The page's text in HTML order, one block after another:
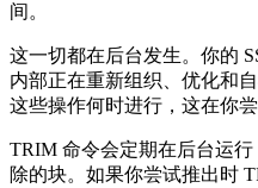
间。
这一切都在后台发生。你的
内部正在重新组织、优化和
这些操作何时进行，这在你
TRIM 命令会定期在后台运行
除的块。如果你尝试推出时